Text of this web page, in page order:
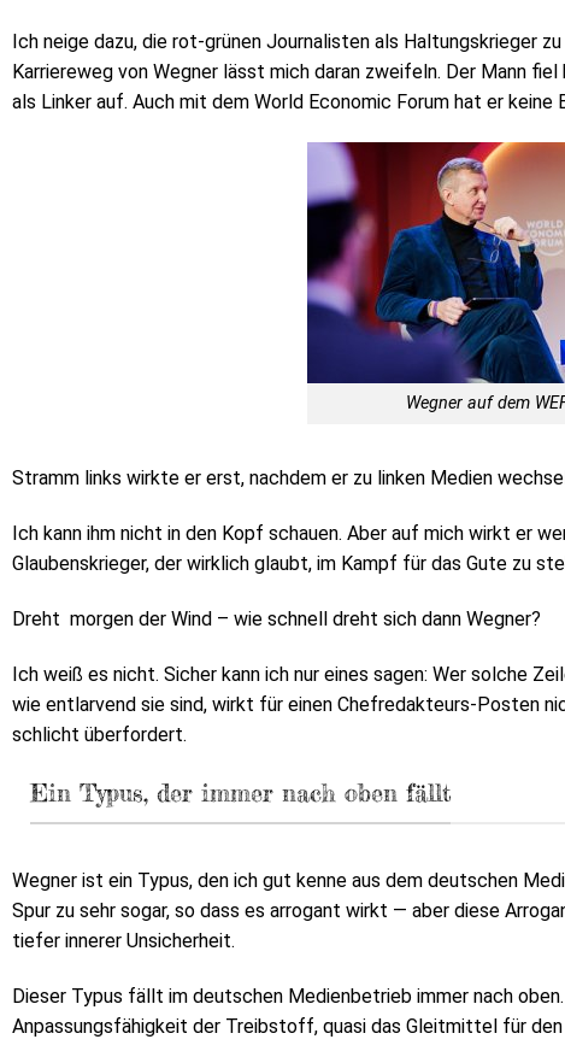
Ich neige dazu, die rot-grünen Journalisten als Haltungskrieger
Karriereweg von Wegner lässt mich daran zweifeln. Der Mann
als Linker auf. Auch mit dem World Economic Forum hat er
Wegner auf dem
Stramm links wirkte er erst, nachdem er zu linken Medien
Ich kann ihm nicht in den Kopf schauen. Aber auf mich wirkt er
Glaubenskrieger, der wirklich glaubt, im Kampf für das Gute zu
Dreht morgen der Wind – wie schnell dreht sich dann Wegner?
Ich weiß es nicht. Sicher kann ich nur eines sagen: Wer solche
wie entlarvend sie sind, wirkt für einen Chefredakteurs-Posten
schlicht überfordert.
Ein Typus, der immer nach oben fällt
Wegner ist ein Typus, den ich gut kenne aus dem deutschen
Spur zu sehr sogar, so dass es arrogant wirkt — aber diese
tiefer innerer Unsicherheit.
Dieser Typus fällt im deutschen Medienbetrieb immer nach
Anpassungsfähigkeit der Treibstoff, quasi das Gleitmittel für